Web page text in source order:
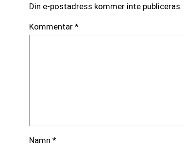
Din e-postadress kommer inte publiceras.
Kommentar *
Namn *